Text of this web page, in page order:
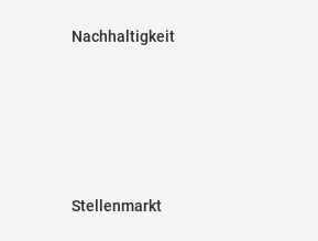
Nachhaltigkeit
Stellenmarkt